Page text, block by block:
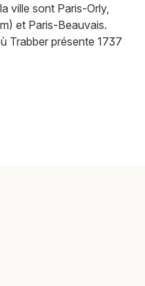
ville sont Paris-Orly,
et Paris-Beauvais.
Trabber présente 1737